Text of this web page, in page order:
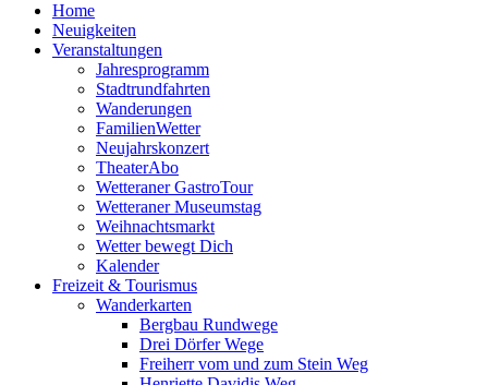
Home
Neuigkeiten
Veranstaltungen
Jahresprogramm
Stadtrundfahrten
Wanderungen
FamilienWetter
Neujahrskonzert
TheaterAbo
Wetteraner GastroTour
Wetteraner Museumstag
Weihnachtsmarkt
Wetter bewegt Dich
Kalender
Freizeit & Tourismus
Wanderkarten
Bergbau Rundwege
Drei Dörfer Wege
Freiherr vom und zum Stein Weg